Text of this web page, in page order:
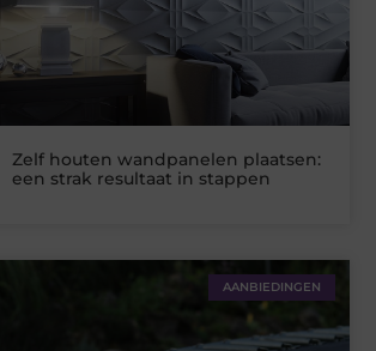
Zelf houten wandpanelen plaatsen:
een strak resultaat in stappen
AANBIEDINGEN